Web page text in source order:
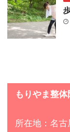
もりやま整体
所在地：名